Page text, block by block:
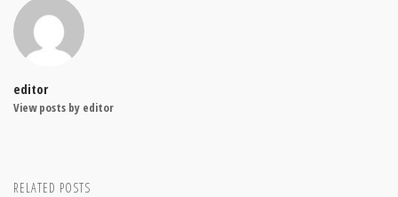
editor
View posts by editor
RELATED POSTS